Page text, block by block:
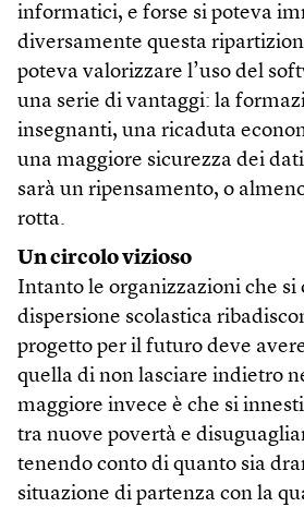
informatici, e forse si poteva
diversamente questa
poteva valorizzare l’uso del
una serie di vantaggi: la
insegnanti, una ricaduta
una maggiore sicurezza dei
sarà un ripensamento, o
rotta.
Un circolo vizioso
Intanto le organizzazioni che si
dispersione scolastica
progetto per il futuro deve
quella di non lasciare indietro
maggiore invece è che si
tra nuove povertà e
tenendo conto di quanto sia
situazione di partenza con la